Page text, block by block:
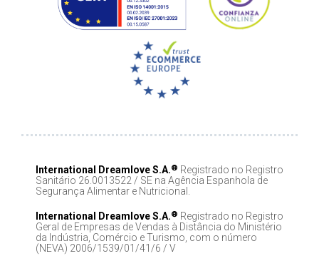
International Dreamlove S.A.® Registrado no Registro
Sanitário 26.0013522 / SE na Agência Espanhola de
Segurança Alimentar e Nutricional.
International Dreamlove S.A.® Registrado no Registro
Geral de Empresas de Vendas à Distância do Ministério
da Indústria, Comércio e Turismo, com o número
(NEVA) 2006/1539/01/41/6 / V